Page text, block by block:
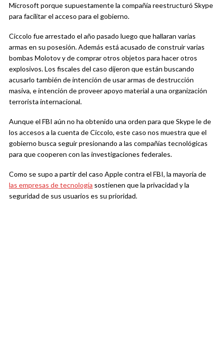
Microsoft porque supuestamente la compañía reestructuró Skype
para facilitar el acceso para el gobierno.
Ciccolo fue arrestado el año pasado luego que hallaran varias
armas en su posesión. Además está acusado de construir varias
bombas Molotov y de comprar otros objetos para hacer otros
explosivos. Los fiscales del caso dijeron que están buscando
acusarlo también de intención de usar armas de destrucción
masiva, e intención de proveer apoyo material a una organización
terrorista internacional.
Aunque el FBI aún no ha obtenido una orden para que Skype le de
los accesos a la cuenta de Ciccolo, este caso nos muestra que el
gobierno busca seguir presionando a las compañías tecnológicas
para que cooperen con las investigaciones federales.
Como se supo a partir del caso Apple contra el FBI, la mayoría de
las empresas de tecnología sostienen que la privacidad y la
seguridad de sus usuarios es su prioridad.